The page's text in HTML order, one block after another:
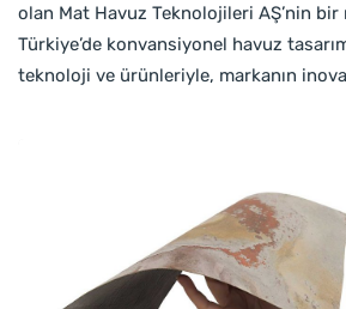
olan Mat Havuz Teknolojileri AŞ’nin bir
Türkiye’de konvansiyonel havuz
teknoloji ve ürünleriyle, markanın